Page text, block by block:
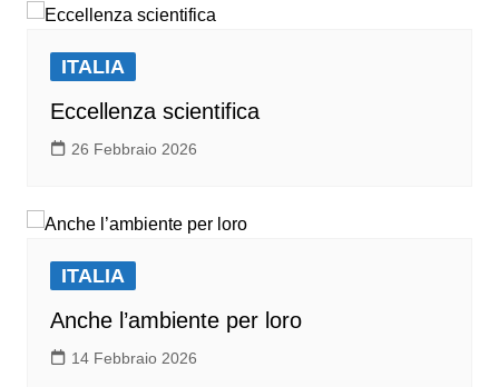
ITALIA
Eccellenza scientifica
26 Febbraio 2026
ITALIA
Anche l’ambiente per loro
14 Febbraio 2026